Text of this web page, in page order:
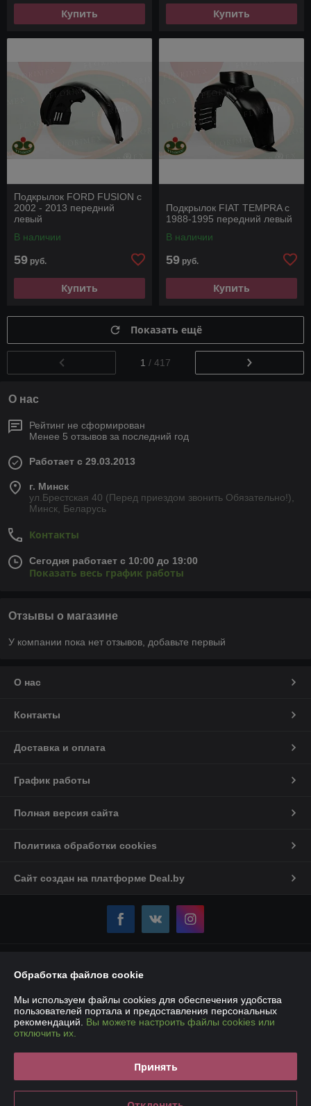
Купить Купить
Подкрылок FORD FUSION c
2002 - 2013 передний
левый
В наличии
59 руб.
Купить
Подкрылок FIAT TEMPRA с
1988-1995 передний левый
В наличии
59 руб.
Купить
Показать ещё
1 / 417
О нас
Рейтинг не сформирован
Менее 5 отзывов за последний год
Работает с 29.03.2013
г. Минск
ул.Брестская 40 (Перед приездом звонить Обязательно!),
Минск, Беларусь
Контакты
Сегодня работает с 10:00 до 19:00
Показать весь график работы
Отзывы о магазине
У компании пока нет отзывов, добавьте первый
О нас
Контакты
Доставка и оплата
График работы
Полная версия сайта
Политика обработки cookies
Сайт создан на платформе Deal.by
«Карбокс-Плюс»
220007, РБ, г. Минск, ул. Володько, 18 – 107Е
Регистрационный номер ЕГР: 193190861
Регистрационный орган: Мингорисполком
Дата регистрации компании: 14.01.2019
Обработка файлов cookie
Мы используем файлы cookies для обеспечения удобства
пользователей портала и предоставления персональных
рекомендаций. Вы можете настроить файлы cookies или
отключить их.
Принять